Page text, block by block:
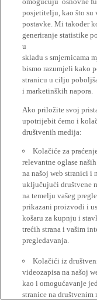
posjetitelju, kao što
postavke. Mi također
generiranje statistike
u
skladu s smjernicama
bismo razumjeli kako
stranicu u cilju
i marketinških napora.
Ako priložite svoj
upotrijebit ćemo i
društvenih medija:
Kolačiće za
relevantne oglase
na našoj web stranici i
uključujući društvene
na temelju vašeg
prikazani proizvodi i
košaru za kupnju i
trećih strana i vašim
pregledavanja.
Kolačići iz
videozapisa na našoj
kao i omogućavanje
stranice na društvenim